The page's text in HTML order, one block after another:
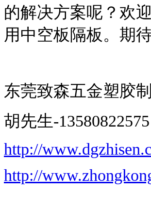
的解决方案呢？欢
用中空板隔板。期
东莞致森五金塑胶
胡先生-13580822575
http://
http://